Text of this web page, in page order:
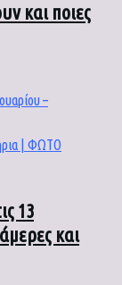
και ποιες
13
και